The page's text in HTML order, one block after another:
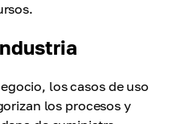
los casos de uso
los procesos y